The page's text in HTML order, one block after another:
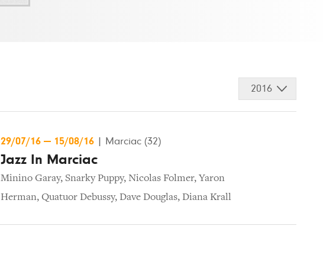
2016
29/07/16 — 15/08/16 Marciac (32)
Jazz In Marciac
Minino Garay, Snarky Puppy, Nicolas Folmer, Yaron
Herman, Quatuor Debussy, Dave Douglas, Diana Krall